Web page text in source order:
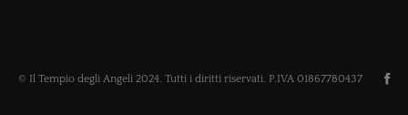
© Il Tempio degli Angeli 2024. Tutti i diritti riservati. P.IVA 01867780437